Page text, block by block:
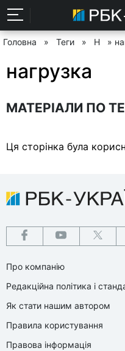
Головна » Теги » Н »
нагрузка
МАТЕРІАЛИ ПО
Ця сторінка була
Про компанію
Редакційна політика і
Як стати нашим автором
Правила користування
Правова інформація